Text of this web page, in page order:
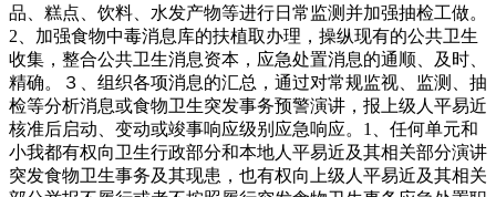
品、糕点、饮料、水发产物等进行日常监测并加强抽检工做。
2、加强食物中毒消息库的扶植取办理，操纵现有的公共卫生
收集，整合公共卫生消息资本，应急处置消息的通顺、及时、
精确。３、组织各项消息的汇总，通过对常规监视、监测、抽
检等分析消息或食物卫生突发事务预警演讲，报上级人平易近
核准后启动、变动或竣事响应级别应急响应。1、任何单元和
小我都有权向卫生行政部分和本地人平易近及其相关部分演讲
突发食物卫生事务及其现患，也有权向上级人平易近及其相关